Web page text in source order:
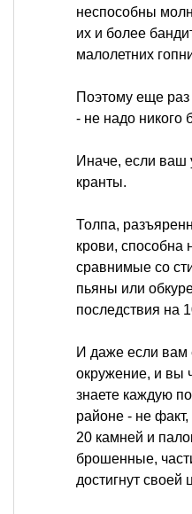
неспособны
их и более
малолетних
Поэтому еще раз
- не надо никого
Иначе, если ваш
кранты.
Толпа,
крови, способна
сравнимые со
пьяны или
последствия на
И даже если вам
окружение, и вы
знаете каждую
районе - не факт,
20 камней и
брошенные,
достигнут своей